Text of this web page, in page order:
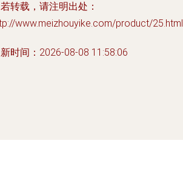
转载，请注明出处：
www.meizhouyike.com/product/25.html
时间：2026-08-08 11:58:06